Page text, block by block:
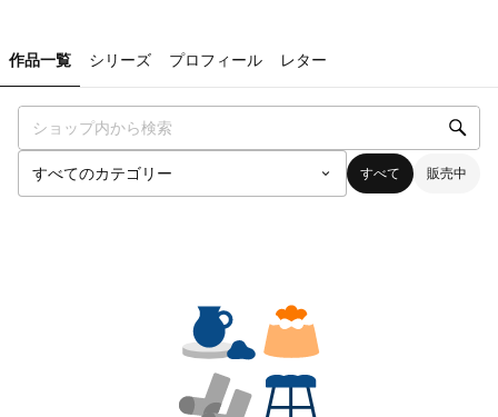
作品一覧 シリーズ プロフィール レター
すべて 販売中